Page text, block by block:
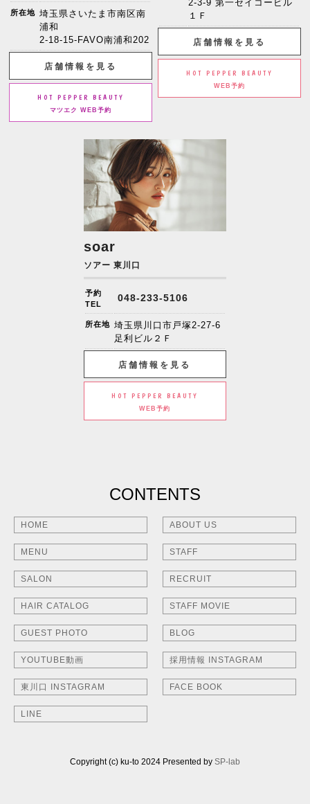
所在地 埼玉県さいたま市南区南
浦和
2-18-15-FAVO南浦和202
店舗情報を見る
HOT PEPPER BEAUTY
マツエク WEB予約
2-3-9 第一セイコービル
１Ｆ
店舗情報を見る
HOT PEPPER BEAUTY
WEB予約
soar
ソアー 東川口
予約
TEL
048-233-5106
所在地 埼玉県川口市戸塚2-27-6
足利ビル２Ｆ
店舗情報を見る
HOT PEPPER BEAUTY
WEB予約
CONTENTS
HOME ABOUT US
MENU STAFF
SALON RECRUIT
HAIR CATALOG STAFF MOVIE
GUEST PHOTO BLOG
YOUTUBE動画 採用情報 INSTAGRAM
東川口 INSTAGRAM FACE BOOK
LINE
Copyright (c) ku-to 2024 Presented by SP-lab